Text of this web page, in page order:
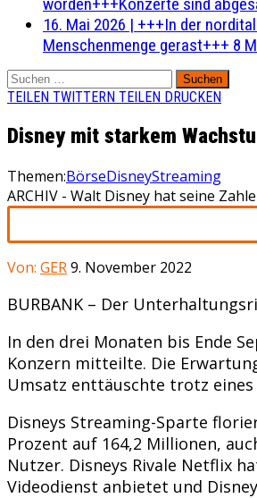
16. Mai 2026 | +++In der
Menschenmenge gerast+++ 8
Suchen
nach:
TEILEN TWITTERN TEILEN DRUCKEN
Disney mit starkem
Themen:BörseDisneyStreaming
ARCHIV - Walt Disney hat seine
Von: GER9. November 2022
BURBANK – Der
In den drei Monaten bis Ende
Konzern mitteilte. Die
Umsatz enttäuschte trotz
Disneys Streaming-Sparte
Prozent auf 164,2 Millionen,
Nutzer. Disneys Rivale Netflix
Videodienst anbietet und